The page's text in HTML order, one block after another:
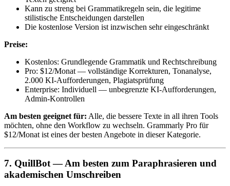
Kann zu streng bei Grammatikregeln sein, die legitime
stilistische Entscheidungen darstellen
Die kostenlose Version ist inzwischen sehr eingeschränkt
Preise:
Kostenlos: Grundlegende Grammatik und Rechtschreibung
Pro: $12/Monat — vollständige Korrekturen, Tonanalyse,
2.000 KI-Aufforderungen, Plagiatsprüfung
Enterprise: Individuell — unbegrenzte KI-Aufforderungen,
Admin-Kontrollen
Am besten geeignet für: Alle, die bessere Texte in all ihren Tools
möchten, ohne den Workflow zu wechseln. Grammarly Pro für
$12/Monat ist eines der besten Angebote in dieser Kategorie.
7. QuillBot — Am besten zum Paraphrasieren und
akademischen Umschreiben